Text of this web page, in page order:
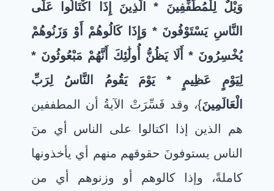
وَيْلٌ لِلْمُطَفِّفِينَ * الَّذِينَ إِذَا اكْتَالُوا عَلَى
النَّاسِ يَسْتَوْفُونَ * وَإِذَا كَالُوهُمْ أَوْ وَزَنُوهُمْ
يُخْسِرُونَ * أَلَا يَظُنُّ أُولَٰئِكَ أَنَّهُمْ مَبْعُوثُونَ *
لِيَوْمٍ عَظِيمٍ * يَوْمَ يَقُومُ النَّاسُ لِرَبِّ
الْعَالَمِينَ}، وقد فَسِّرَتْ الآيةُ أن المطففين
هم الذين إذا اكتالوا على الناس أي منَ
الناس يستوفونَ حقوقهم منهم أي يأخذونها
كاملةً، وإذا كالوهم أو وزنوهم أي من